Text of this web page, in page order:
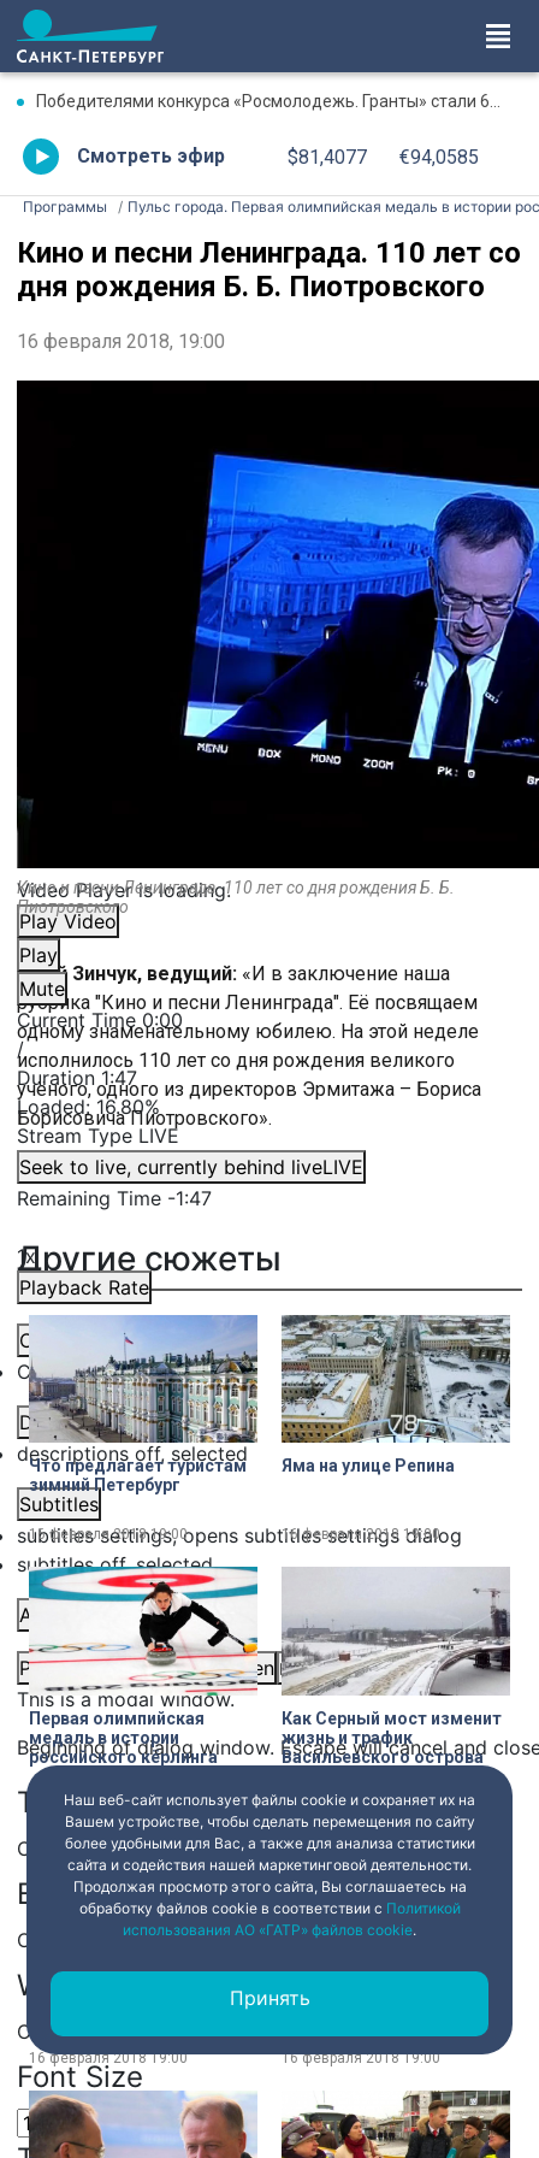
Победителями конкурса «Росмолодежь. Гранты» стали 67 молодежных проектов из Петербурга
Смотреть эфир $81,4077 €94,0585
Программы Пульс города. Первая олимпийская медаль в истории
Кино и песни Ленинграда. 110 лет со
дня рождения Б. Б. Пиотровского
16 февраля 2018, 19:00
Video Player is loading.
Play Video
Play
Mute
Current Time 0:00
/
Duration 1:47
Loaded: 16.80%
Stream Type LIVE
Seek to live, currently behind liveLIVE
Remaining Time -1:47
1x
Playback Rate
Chapters
Chapters
Descriptions
descriptions off, selected
Subtitles
subtitles settings, opens subtitles settings dialog
subtitles off, selected
Audio Track
Picture-in-Picture Fullscreen Share
This is a modal window.
Beginning of dialog window. Escape will cancel and
Text
Color Transparency
Background
Color Transparency
Window
Color Transparency
Font Size
Кино и песни Ленинграда. 110 лет со дня рождения Б. Б.
Пиотровского
Юрий Зинчук, ведущий: «И в заключение наша
рубрика "Кино и песни Ленинграда". Её посвящаем
одному знаменательному юбилею. На этой неделе
исполнилось 110 лет со дня рождения великого
учёного, одного из директоров Эрмитажа – Бориса
Борисовича Пиотровского».
Другие сюжеты
Что предлагает туристам
зимний Петербург
16 февраля 201819:00
Яма на улице Репина
16 февраля 2018 19:00
Первая олимпийская
медаль в истории
российского кёрлинга
16 февраля 201819:00
Как Серный мост изменит
жизнь и трафик
Васильевского острова
16 февраля 201819:00
Застройка в исторической
16 февраля 201819:00
Эйфмана
16 февраля 201819:00
Наш веб-сайт использует файлы cookie и сохраняет их на
Вашем устройстве, чтобы сделать перемещения по сайту
более удобными для Вас, а также для анализа статистики
сайта и содействия нашей маркетинговой деятельности.
Продолжая просмотр этого сайта, Вы соглашаетесь на
обработку файлов cookie в соответствии с Политикой
использования АО «ГАТР» файлов cookie.
Принять